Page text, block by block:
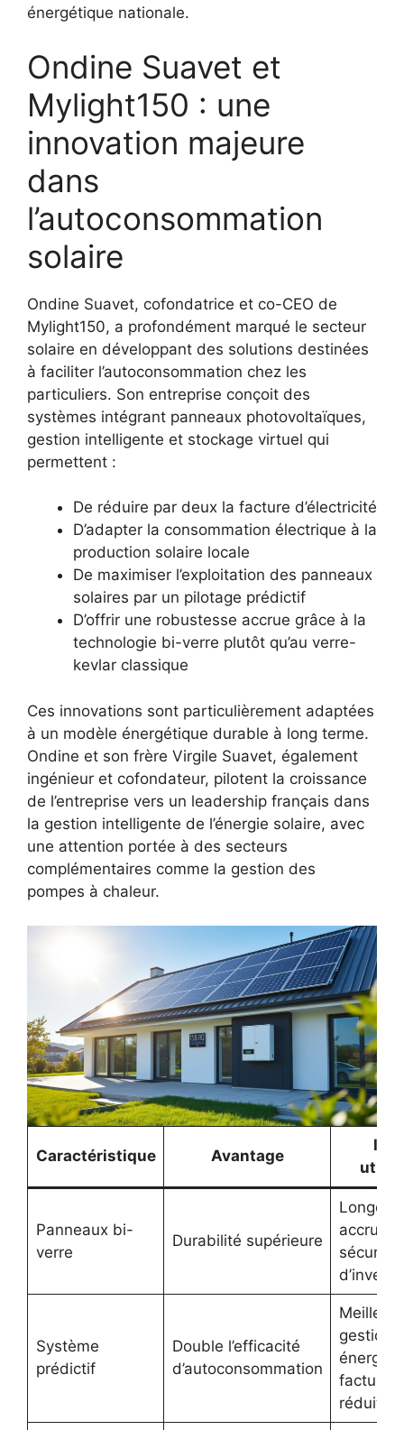
énergétique nationale.
Ondine Suavet et
Mylight150 : une
innovation majeure
dans
l’autoconsommation
solaire
Ondine Suavet, cofondatrice et co-CEO de
Mylight150, a profondément marqué le secteur
solaire en développant des solutions destinées
à faciliter l’autoconsommation chez les
particuliers. Son entreprise conçoit des
systèmes intégrant panneaux photovoltaïques,
gestion intelligente et stockage virtuel qui
permettent :
De réduire par deux la facture d’électricité
D’adapter la consommation électrique à la
production solaire locale
De maximiser l’exploitation des panneaux
solaires par un pilotage prédictif
D’offrir une robustesse accrue grâce à la
technologie bi-verre plutôt qu’au verre-
kevlar classique
Ces innovations sont particulièrement adaptées
à un modèle énergétique durable à long terme.
Ondine et son frère Virgile Suavet, également
ingénieur et cofondateur, pilotent la croissance
de l’entreprise vers un leadership français dans
la gestion intelligente de l’énergie solaire, avec
une attention portée à des secteurs
complémentaires comme la gestion des
pompes à chaleur.
Caractéristique Avantage
Panneaux bi-
verre
Durabilité supérieure
accrue
sécurité
Système
prédictif
Double l’efficacité
d’autoconsommation
Meilleure
gestion
factures
réduites